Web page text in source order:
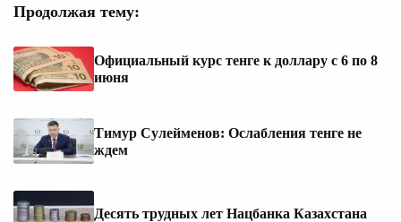
Продолжая тему:
Официальный курс тенге к доллару с 6 по 8
июня
Тимур Сулейменов: Ослабления тенге не
ждем
Десять трудных лет Нацбанка Казахстана